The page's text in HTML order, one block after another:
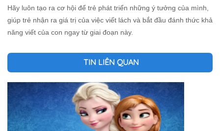
Hãy luôn tạo ra cơ hội để trẻ phát triển những ý tưởng của mình,
giúp trẻ nhận ra giá trị của việc viết lách và bắt đầu đánh thức khả
năng viết của con ngay từ giai đoạn này.
TIN LIÊN QUAN